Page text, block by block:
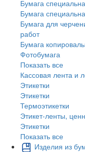
Бумага
Бумага
Бумага для
работ
Бумага
Фотобумага
Показать все
Кассовая лента и
Этикетки
Этикетки
Термоэтикетки
Этикет-ленты,
Этикетки
Показать все
Изделия из